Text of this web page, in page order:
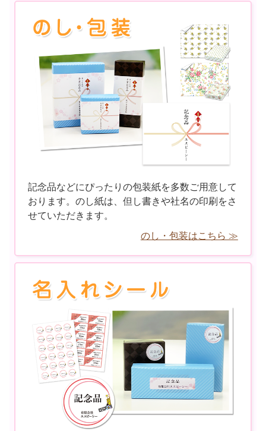
記念品などにぴったりの包装紙を多数ご用意して
おります。のし紙は、但し書きや社名の印刷をさ
せていただきます。
のし・包装はこちら ≫